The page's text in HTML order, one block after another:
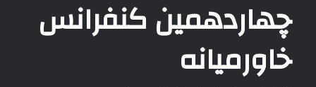
چهاردهمین کنفرانس
خاورمیانه